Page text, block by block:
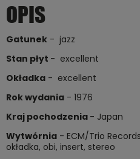
OPIS
Gatunek - jazz
Stan płyt - excellent
Okładka - excellent
Rok wydania - 1976
Kraj pochodzenia - Japan
Wytwórnia - ECM/Trio
okładka, obi, insert, stereo